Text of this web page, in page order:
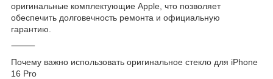
оригинальные комплектующие Apple, что позволяет
обеспечить долговечность ремонта и официальную
гарантию.
⸻
Почему важно использовать оригинальное стекло для iPhone
16 Pro